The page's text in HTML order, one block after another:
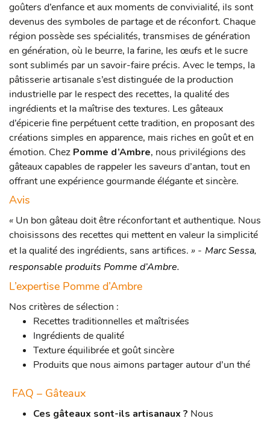
goûters d’enfance et aux moments de convivialité, ils sont
devenus des symboles de partage et de réconfort. Chaque
région possède ses spécialités, transmises de génération
en génération, où le beurre, la farine, les œufs et le sucre
sont sublimés par un savoir-faire précis. Avec le temps, la
pâtisserie artisanale s’est distinguée de la production
industrielle par le respect des recettes, la qualité des
ingrédients et la maîtrise des textures. Les gâteaux
d’épicerie fine perpétuent cette tradition, en proposant des
créations simples en apparence, mais riches en goût et en
émotion. Chez Pomme d’Ambre, nous privilégions des
gâteaux capables de rappeler les saveurs d’antan, tout en
offrant une expérience gourmande élégante et sincère.
Avis
« Un bon gâteau doit être réconfortant et authentique. Nous
choisissons des recettes qui mettent en valeur la simplicité
et la qualité des ingrédients, sans artifices. » - Marc Sessa,
responsable produits Pomme d’Ambre.
L’expertise Pomme d’Ambre
Nos critères de sélection :
Recettes traditionnelles et maîtrisées
Ingrédients de qualité
Texture équilibrée et goût sincère
Produits que nous aimons partager autour d’un thé
FAQ – Gâteaux
Ces gâteaux sont-ils artisanaux ? Nous